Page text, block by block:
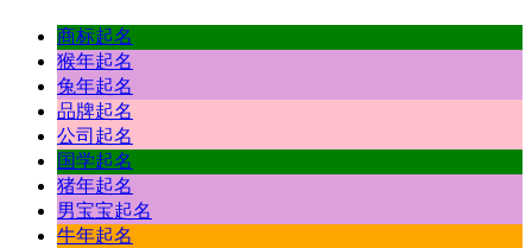
商标起名
猴年起名
兔年起名
品牌起名
公司起名
国学起名
猪年起名
男宝宝起名
牛年起名